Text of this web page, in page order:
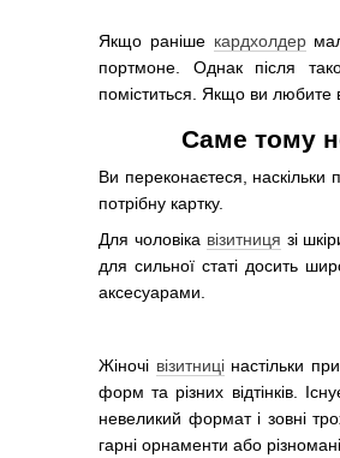
Якщо раніше кардхолдер
портмоне. Однак після
поміститься. Якщо ви любите
Саме тому
Ви переконаєтеся, наскільки
потрібну картку.
Для чоловіка візитниця зі
для сильної статі досить
аксесуарами.
Жіночі візитницінастільки
форм та різних відтінків.
невеликий формат і зовні
гарні орнаменти або